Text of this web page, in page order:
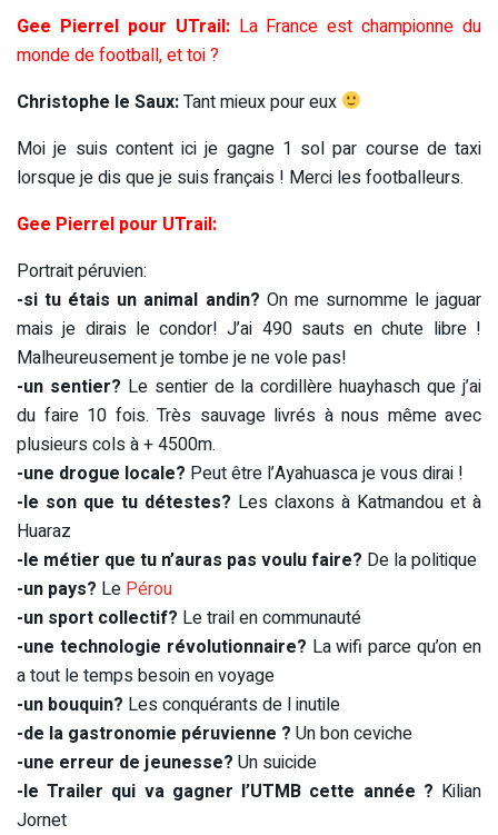
Gee Pierrel pour UTrail:La France est championne du
monde de football, et toi ?
Christophe le Saux:Tant mieux pour eux
Moi je suis content ici je gagne 1 sol par course de taxi
lorsque je dis que je suis français ! Merci les footballeurs.
Gee Pierrel pour UTrail:
Portrait péruvien:
-si tu étais un animal andin? On me surnomme le jaguar
mais je dirais le condor! J’ai 490 sauts en chute libre !
Malheureusement je tombe je ne vole pas!
-un sentier? Le sentier de la cordillère huayhasch que j’ai
du faire 10 fois. Très sauvage livrés à nous même avec
plusieurs cols à + 4500m.
-une drogue locale? Peut être l’Ayahuasca je vous dirai !
-le son que tu détestes? Les claxons à Katmandou et à
Huaraz
-le métier que tu n’auras pas voulu faire? De la politique
-un pays? Le Pérou
-un sport collectif? Le trail en communauté
-une technologie révolutionnaire? La wifi parce qu’on en
a tout le temps besoin en voyage
-un bouquin? Les conquérants de l inutile
-de la gastronomie péruvienne ? Un bon ceviche
-une erreur de jeunesse? Un suicide
-le Trailer qui va gagner l’UTMB cette année ? Kilian
Jornet